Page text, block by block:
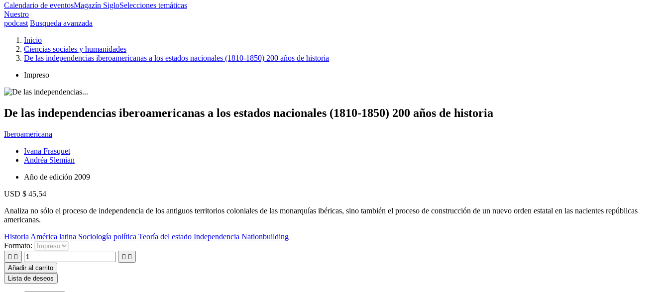
Calendario de eventosMagazín SigloSelecciones temáticas
Nuestro
podcast Busqueda avanzada
Inicio
Ciencias sociales y humanidades
De las independencias iberoamericanas a los estados nacionales (1810-1850) 200 años de historia
Impreso
De las independencias iberoamericanas a los estados nacionales (1810-1850) 200 años de historia
Iberoamericana
Ivana Frasquet
Andréa Slemian
Año de edición 2009
USD $ 45,54
Analiza no sólo el proceso de independencia de los antiguos territorios coloniales de las monarquías ibéricas, sino también el proceso de construcción de un nuevo orden estatal en las nacientes repúblicas
americanas.
Historia América latina Sociología política Teoría del estado Independencia Nationbuilding
Formato:
   
Añadir al carrito
Lista de deseos